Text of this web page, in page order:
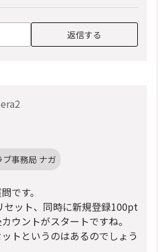
返信する
事務局 ナガ
です。
セット、同時に新規登録100pt
ウントがスタートですね。
トというのはあるのでしょう